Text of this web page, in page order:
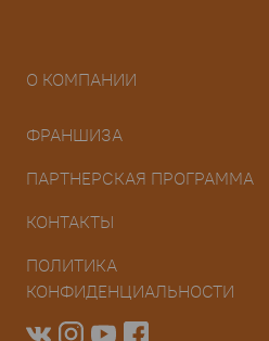
О КОМПАНИИ
ФРАНШИЗА
ПАРТНЕРСКАЯ ПРОГРАММА
КОНТАКТЫ
ПОЛИТИКА
КОНФИДЕНЦИАЛЬНОСТИ